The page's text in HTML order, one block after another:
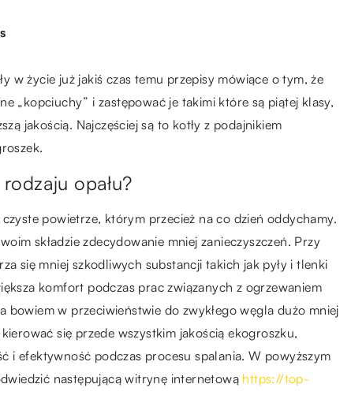
w życie już jakiś czas temu przepisy mówiące o tym, że
„kopciuchy” i zastępować je takimi które są piątej klasy,
jakością. Najczęściej są to kotły z podajnikiem
opału?
powietrze, którym przecież na co dzień oddychamy.
składzie zdecydowanie mniej zanieczyszczeń. Przy
się mniej szkodliwych substancji takich jak pyły i tlenki
komfort podczas prac związanych z ogrzewaniem
w przeciwieństwie do zwykłego węgla dużo mniej
się przede wszystkim jakością ekogroszku,
i efektywność podczas procesu spalania. W powyższym
następującą witrynę internetową https://top-